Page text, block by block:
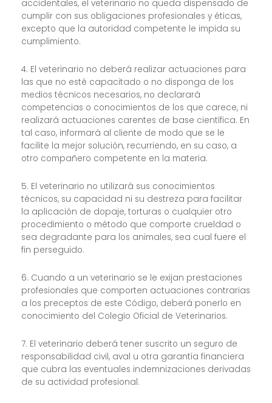
accidentales, el veterinario no queda dispensado de
cumplir con sus obligaciones profesionales y éticas,
excepto que la autoridad competente le impida su
cumplimiento.
4. El veterinario no deberá realizar actuaciones para
las que no esté capacitado o no disponga de los
medios técnicos necesarios, no declarará
competencias o conocimientos de los que carece, ni
realizará actuaciones carentes de base científica. En
tal caso, informará al cliente de modo que se le
facilite la mejor solución, recurriendo, en su caso, a
otro compañero competente en la materia.
5. El veterinario no utilizará sus conocimientos
técnicos, su capacidad ni su destreza para facilitar
la aplicación de dopaje, torturas o cualquier otro
procedimiento o método que comporte crueldad o
sea degradante para los animales, sea cual fuere el
fin perseguido.
6. Cuando a un veterinario se le exijan prestaciones
profesionales que comporten actuaciones contrarias
a los preceptos de este Código, deberá ponerlo en
conocimiento del Colegio Oficial de Veterinarios.
7. El veterinario deberá tener suscrito un seguro de
responsabilidad civil, aval u otra garantía financiera
que cubra las eventuales indemnizaciones derivadas
de su actividad profesional.